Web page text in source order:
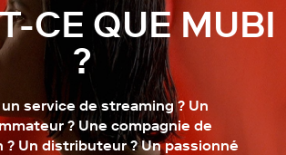
CE QUE MUBI
?
un service de streaming ? Un
? Une compagnie de
? Un distributeur ? Un passionné